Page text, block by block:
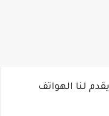
معرض IFA برلين 2018 يقدم لنا الهواتف